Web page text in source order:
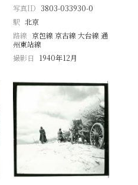
写真ID 3803-033930-0
駅 北京
路線 京包線 京古線 大台線 通
州東站線
撮影日
1940年12月